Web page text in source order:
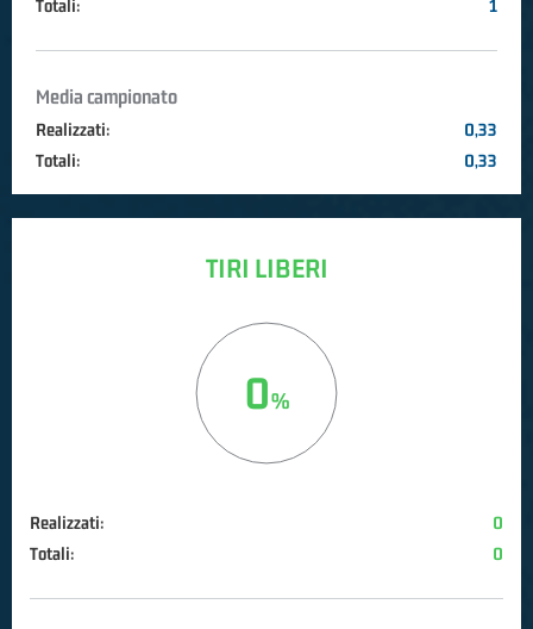
Totali: 1
Media campionato
Realizzati:
0,33
Totali:
0,33
TIRI LIBERI
0
Realizzati:
0
Totali:
0